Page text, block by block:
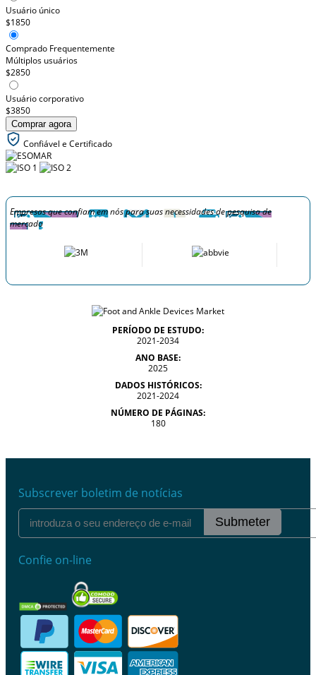
Usuário único
$1850
Comprado Frequentemente
Múltiplos usuários
$2850
Usuário corporativo
$3850
Comprar agora
Confiável e Certificado
Empresas que confiam em nós para suas necessidades de pesquisa de
mercado
PERÍODO DE ESTUDO:
2021-2034
ANO BASE:
2025
DADOS HISTÓRICOS:
2021-2024
NÚMERO DE PÁGINAS:
180
Subscrever boletim de notícias
Submeter
Confie on-line